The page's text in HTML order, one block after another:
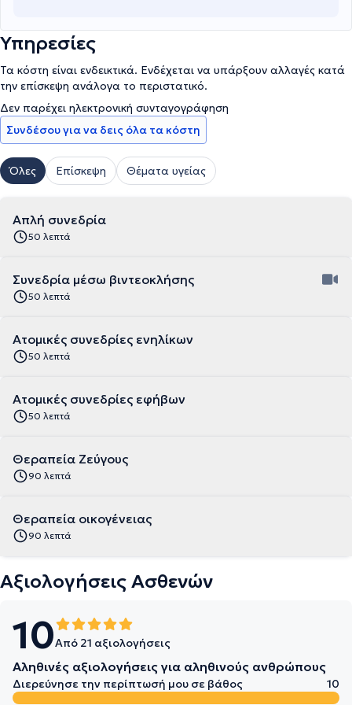
Υπηρεσίες
Τα κόστη είναι ενδεικτικά. Ενδέχεται να υπάρξουν αλλαγές κατά
την επίσκεψη ανάλογα το περιστατικό.
Δεν παρέχει ηλεκτρονική συνταγογράφηση
Συνδέσου για να δεις όλα τα κόστη
Όλες Επίσκεψη Θέματα υγείας
Απλή συνεδρία
50 λεπτά
Συνεδρία μέσω βιντεοκλήσης
50 λεπτά
Ατομικές συνεδρίες ενηλίκων
50 λεπτά
Ατομικές συνεδρίες εφήβων
50 λεπτά
Θεραπεία Ζεύγους
90 λεπτά
Θεραπεία οικογένειας
90 λεπτά
Αξιολογήσεις Ασθενών
10Από 21 αξιολογήσεις
Αληθινές αξιολογήσεις για αληθινούς ανθρώπους
Διερεύνησε την περίπτωσή μου σε βάθος 10